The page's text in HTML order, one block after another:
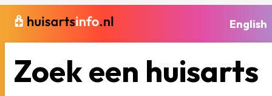
English
Zoek een huisarts